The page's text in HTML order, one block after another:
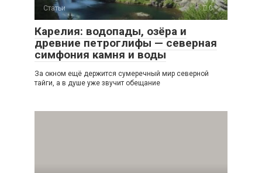
Статьи 0
Карелия: водопады, озёра и
древние петроглифы — северная
симфония камня и воды
За окном ещё держится сумеречный мир северной
тайги, а в душе уже звучит обещание